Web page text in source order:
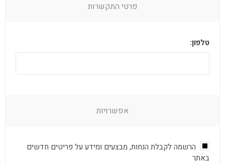
פרטי התקשרות
טלפון:
אפשרויות
הרשמה לקבלת הנחות, מבצעים ומידע על פריטים חדשים
באתר